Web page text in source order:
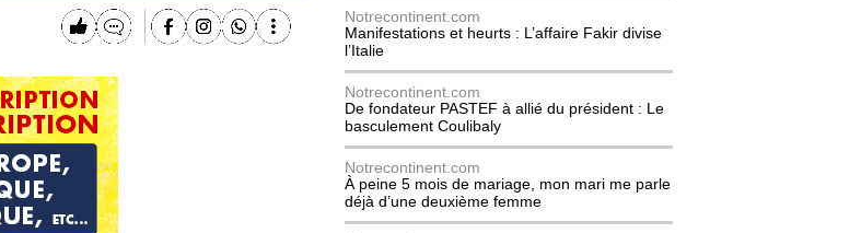
Notrecontinent.com
Manifestations et heurts : L’affaire Fakir divise
l’Italie
Notrecontinent.com
De fondateur PASTEF à allié du président : Le
basculement Coulibaly
Notrecontinent.com
À peine 5 mois de mariage, mon mari me parle
déjà d’une deuxième femme